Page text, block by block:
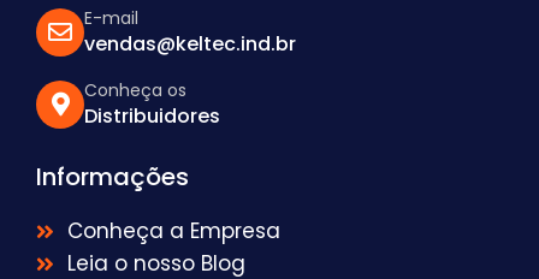
E-mail
vendas@keltec.ind.br
Conheça os
Distribuidores
Informações
Conheça a Empresa
Leia o nosso Blog